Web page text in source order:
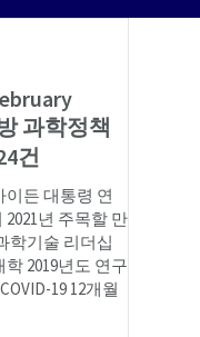
과학정책
건
이든 대통령 연
년 주목할 만
학기술 리더십
2019년도 연구
19 12개월